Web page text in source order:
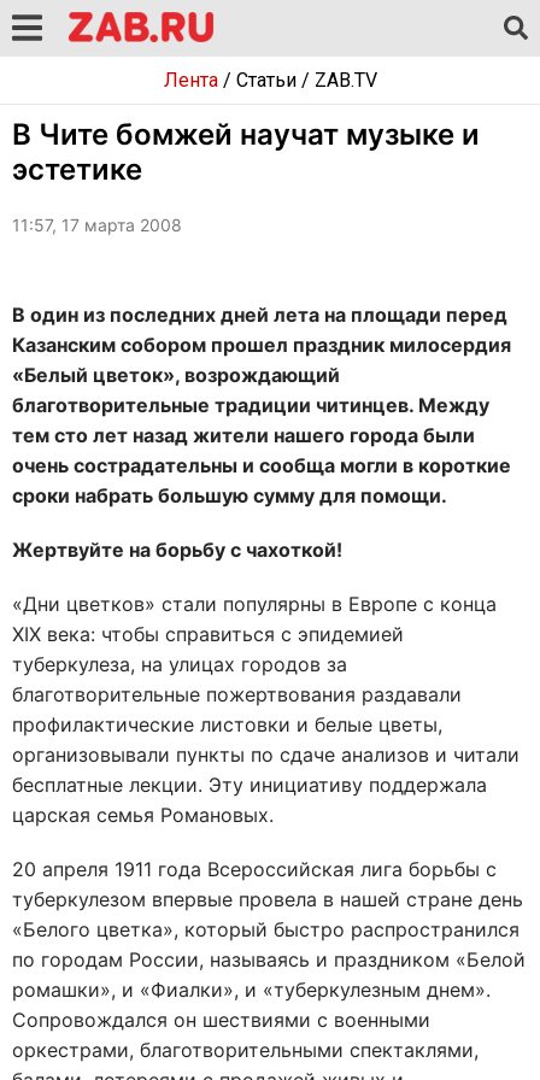
Лента/ Статьи/ ZAB.TV
В Чите бомжей научат музыке и
эстетике
11:57, 17 марта 2008
В один из последних дней лета на площади перед
Казанским собором прошел праздник милосердия
«Белый цветок», возрождающий
благотворительные традиции читинцев. Между
тем сто лет назад жители нашего города были
очень сострадательны и сообща могли в короткие
сроки набрать большую сумму для помощи.
Жертвуйте на борьбу с чахоткой!
«Дни цветков» стали популярны в Европе с конца
ХIХ века: чтобы справиться с эпидемией
туберкулеза, на улицах городов за
благотворительные пожертвования раздавали
профилактические листовки и белые цветы,
организовывали пункты по сдаче анализов и читали
бесплатные лекции. Эту инициативу поддержала
царская семья Романовых.
20 апреля 1911 года Всероссийская лига борьбы с
туберкулезом впервые провела в нашей стране день
«Белого цветка», который быстро распространился
по городам России, называясь и праздником «Белой
ромашки», и «Фиалки», и «туберкулезным днем».
Сопровождался он шествиями с военными
оркестрами, благотворительными спектаклями,